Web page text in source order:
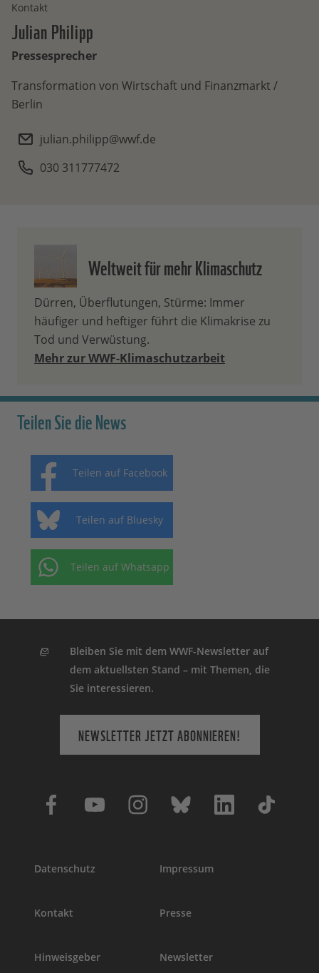
Kontakt
JulianPhilipp
Pressesprecher
Transformation von Wirtschaft und Finanzmarkt /
Berlin
julian.philipp@wwf.de
030 311777472
Weltweit für mehr Klimaschutz
Dürren, Überflutungen, Stürme: Immer
häufiger und heftiger führt die Klimakrise zu
Tod und Verwüstung.
Mehr zur WWF-Klimaschutzarbeit
Teilen Sie die News
Teilen auf Facebook
Teilen auf Bluesky
Teilen auf Whatsapp
Bleiben Sie mit dem WWF-Newsletter auf
dem aktuellsten Stand – mit Themen, die
Sie interessieren.
NEWSLETTER JETZT ABONNIEREN!
Datenschutz Impressum
Kontakt Presse
Hinweisgeber Newsletter